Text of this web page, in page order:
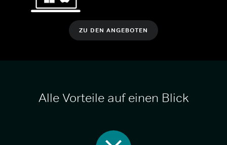
ZU DEN ANGEBOTEN
Alle Vorteile auf einen Blick